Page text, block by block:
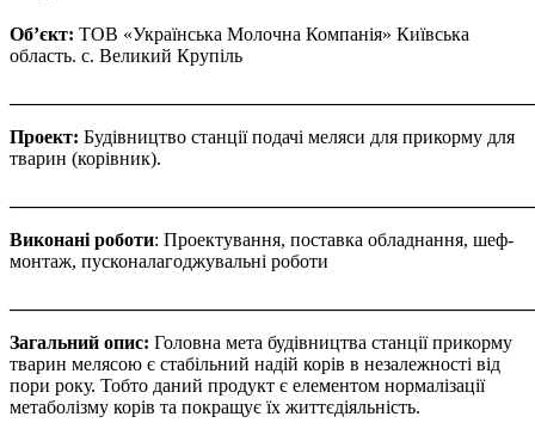
Об’єкт: ТОВ «Українська Молочна Компанія» Київська
область. с. Великий Крупіль
Проект: Будівництво станції подачі меляси для прикорму для
тварин (корівник).
Виконані роботи: Проектування, поставка обладнання, шеф-
монтаж, пусконалагоджувальні роботи
Загальний опис: Головна мета будівництва станції прикорму
тварин мелясою є стабільний надій корів в незалежності від
пори року. Тобто даний продукт є елементом нормалізації
метаболізму корів та покращує їх життєдіяльність.